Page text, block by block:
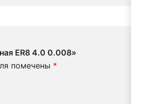
ER8 4.0 0.008»
помечены *